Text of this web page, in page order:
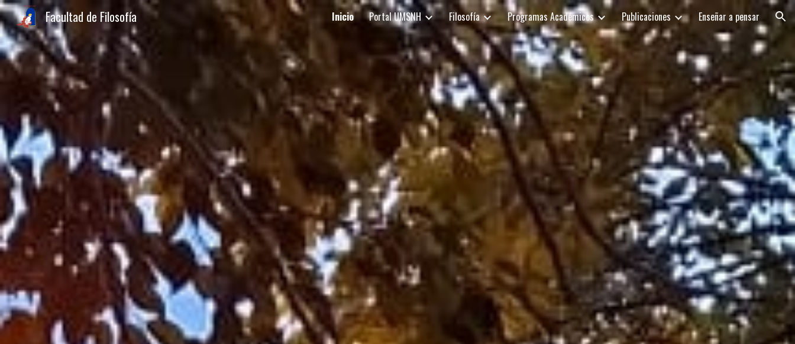
Skip to main content Skip to navigation
Facultad de Filosofía Inicio Portal UMSNH Filosofía Programas Académicos Publicaciones Enseñar a pensar